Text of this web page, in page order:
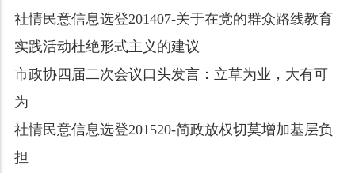
社情民意信息选登201407-关于在党的群众路线教育
实践活动杜绝形式主义的建议
市政协四届二次会议口头发言：立草为业，大有可
为
社情民意信息选登201520-简政放权切莫增加基层负
担